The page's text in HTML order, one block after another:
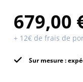
679,00
+ 12€ de frais de
Sur mesure :